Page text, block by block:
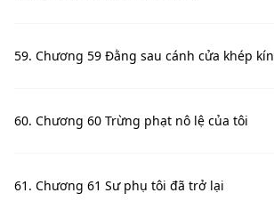
59. Chương 59 Đằng sau cánh cửa khép kín
60. Chương 60 Trừng phạt nô lệ của tôi
61. Chương 61 Sư phụ tôi đã trở lại